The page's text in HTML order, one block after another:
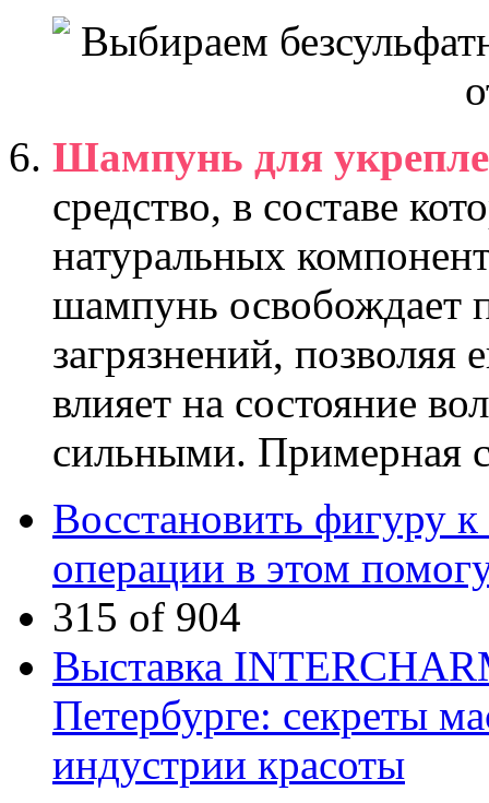
Шампунь для
средство, в составе
натуральных
шампунь освобождает
загрязнений, позволяя
влияет на состояние
сильными. Примерная
Восстановить фигуру
операции в этом
315 of 904
Выставка
Петербурге: секреты
индустрии красоты